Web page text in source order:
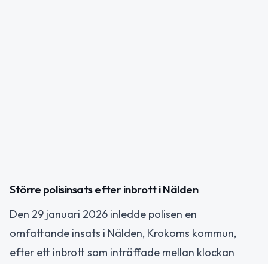
Större polisinsats efter inbrott i Nälden
Den 29 januari 2026 inledde polisen en
omfattande insats i Nälden, Krokoms kommun,
efter ett inbrott som inträffade mellan klockan